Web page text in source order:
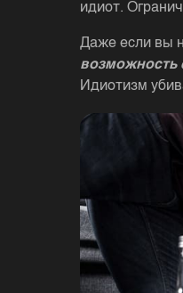
идиот.
Даже если вы
возможность
Идиотизм